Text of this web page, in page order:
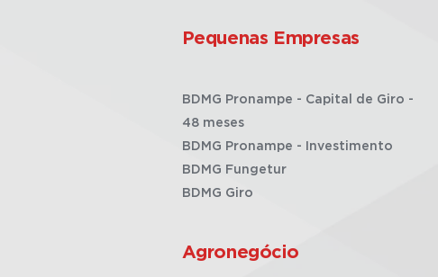
Pequenas Empresas
BDMG Pronampe - Capital de Giro -
48 meses
BDMG Pronampe - Investimento
BDMG Fungetur
BDMG Giro
Agronegócio